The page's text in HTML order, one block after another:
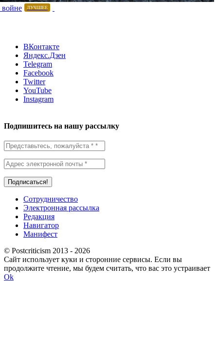
ЛУЧШЕЕ
ВКонтакте
Яндекс.Дзен
Telegram
Facebook
Twitter
YouTube
Instagram
Подпишитесь на нашу рассылку
Сотрудничество
Электронная рассылка
Редакция
Навигатор
Манифест
© Postcriticism 2013 - 2026
Сайт использует куки и сторонние сервисы. Если вы
продолжите чтение, мы будем считать, что вас это устраивает
Ok